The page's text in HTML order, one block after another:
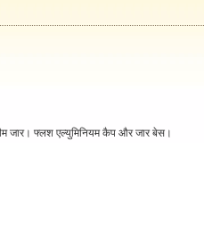
जार। फ्लश एल्युमिनियम कैप और जार बेस।